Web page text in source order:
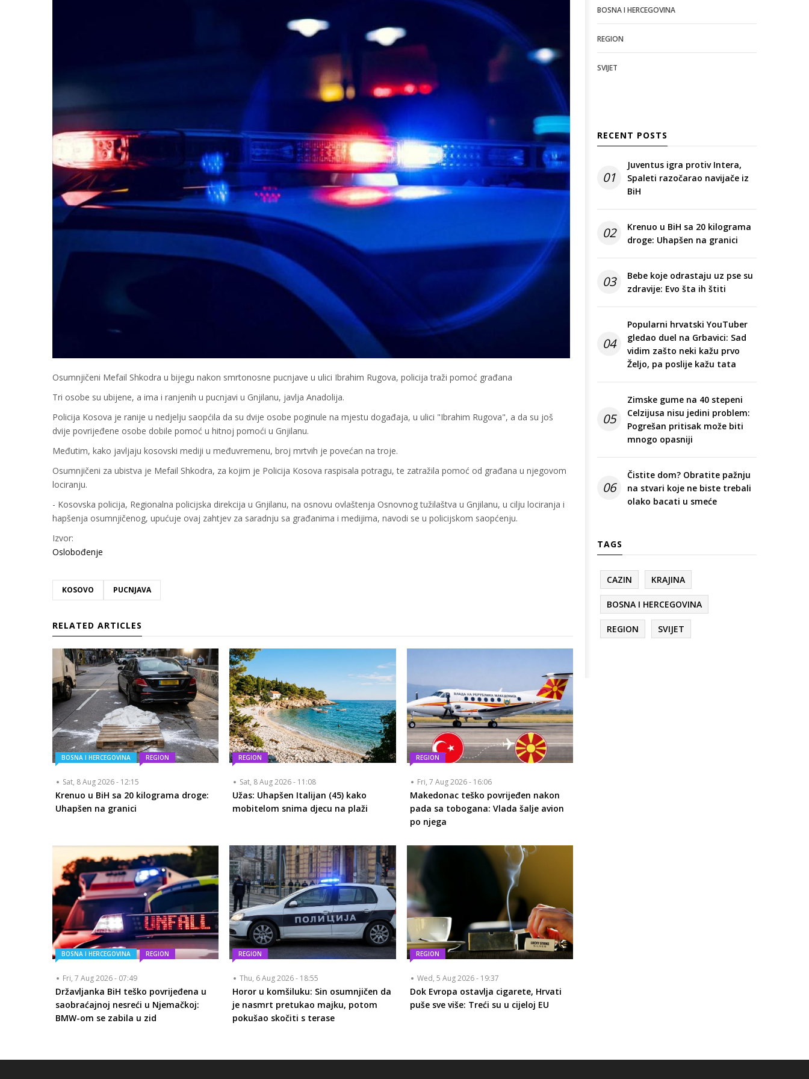
Osumnjičeni Mefail Shkodra u bijegu nakon smrtonosne pucnjave u ulici Ibrahim Rugova, policija traži pomoć građana
Tri osobe su ubijene, a ima i ranjenih u pucnjavi u Gnjilanu, javlja Anadolija.
Policija Kosova je ranije u nedjelju saopćila da su dvije osobe poginule na mjestu događaja, u ulici "Ibrahim Rugova", a da su još
dvije povrijeđene osobe dobile pomoć u hitnoj pomoći u Gnjilanu.
Međutim, kako javljaju kosovski mediji u međuvremenu, broj mrtvih je povećan na troje.
Osumnjičeni za ubistva je Mefail Shkodra, za kojim je Policija Kosova raspisala potragu, te zatražila pomoć od građana u njegovom
lociranju.
- Kosovska policija, Regionalna policijska direkcija u Gnjilanu, na osnovu ovlaštenja Osnovnog tužilaštva u Gnjilanu, u cilju lociranja i
hapšenja osumnjičenog, upućuje ovaj zahtjev za saradnju sa građanima i medijima, navodi se u policijskom saopćenju.
Izvor:
Oslobođenje
KOSOVO PUCNJAVA
RELATED ARTICLES
BOSNA I HERCEGOVINA REGION
Sat, 8 Aug 2026 - 12:15
Krenuo u BiH sa 20 kilograma droge:
Uhapšen na granici
REGION
Sat, 8 Aug 2026 - 11:08
Užas: Uhapšen Italijan (45) kako
mobitelom snima djecu na plaži
REGION
Fri, 7 Aug 2026 - 16:06
Makedonac teško povrijeđen nakon
pada sa tobogana: Vlada šalje avion
po njega
BOSNA I HERCEGOVINA REGION
Fri, 7 Aug 2026 - 07:49
Državljanka BiH teško povrijeđena u
saobraćajnoj nesreći u Njemačkoj:
BMW-om se zabila u zid
REGION
Thu, 6 Aug 2026 - 18:55
Horor u komšiluku: Sin osumnjičen da
je nasmrt pretukao majku, potom
pokušao skočiti s terase
REGION
Wed, 5 Aug 2026 - 19:37
Dok Evropa ostavlja cigarete, Hrvati
puše sve više: Treći su u cijeloj EU
BOSNA I HERCEGOVINA
REGION
SVIJET
RECENT POSTS
01
Juventus igra protiv Intera,
Spaleti razočarao navijače iz
BiH
02
Krenuo u BiH sa 20 kilograma
droge: Uhapšen na granici
03
Bebe koje odrastaju uz pse su
zdravije: Evo šta ih štiti
04
Popularni hrvatski YouTuber
gledao duel na Grbavici: Sad
vidim zašto neki kažu prvo
Željo, pa poslije kažu tata
05
Zimske gume na 40 stepeni
Celzijusa nisu jedini problem:
Pogrešan pritisak može biti
mnogo opasniji
06
Čistite dom? Obratite pažnju
na stvari koje ne biste trebali
olako bacati u smeće
TAGS
CAZIN KRAJINA
BOSNA I HERCEGOVINA
REGION SVIJET